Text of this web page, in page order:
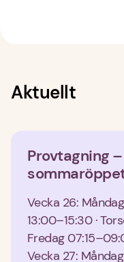
Aktuellt
Provtagning –
Vecka 26:
13:00–15:30 ·
Fredag
Vecka 27: